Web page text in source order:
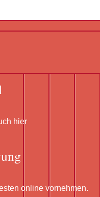
hier
online vornehmen.